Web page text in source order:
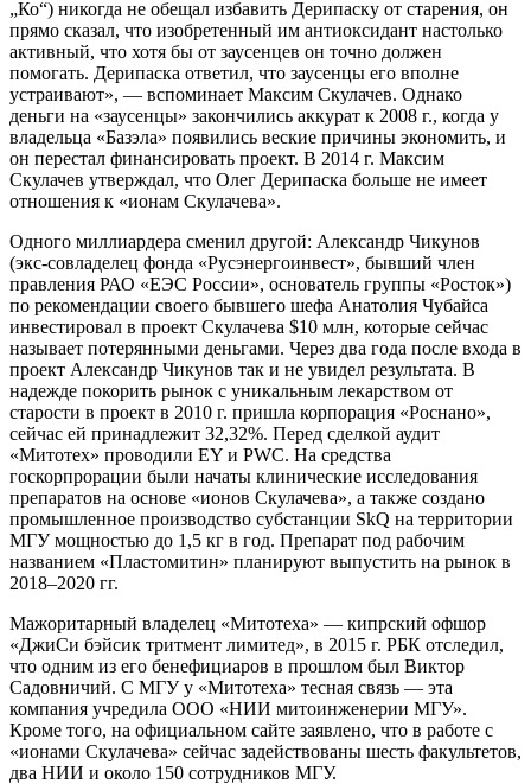
„Ко“) никогда не обещал избавить Дерипаску от старения, он
прямо сказал, что изобретенный им антиоксидант настолько
активный, что хотя бы от заусенцев он точно должен
помогать. Дерипаска ответил, что заусенцы его вполне
устраивают», — вспоминает Максим Скулачев. Однако
деньги на «заусенцы» закончились аккурат к 2008 г., когда у
владельца «Базэла» появились веские причины экономить, и
он перестал финансировать проект. В 2014 г. Максим
Скулачев утверждал, что Олег Дерипаска больше не имеет
отношения к «ионам Скулачева».
Одного миллиардера сменил другой: Александр Чикунов
(экс-совладелец фонда «Русэнергоинвест», бывший член
правления РАО «ЕЭС России», основатель группы «Росток»)
по рекомендации своего бывшего шефа Анатолия Чубайса
инвестировал в проект Скулачева $10 млн, которые сейчас
называет потерянными деньгами. Через два года после входа в
проект Александр Чикунов так и не увидел результата. В
надежде покорить рынок с уникальным лекарством от
старости в проект в 2010 г. пришла корпорация «Роснано»,
сейчас ей принадлежит 32,32%. Перед сделкой аудит
«Митотех» проводили EY и PWC. На средства
госкорпрорации были начаты клинические исследования
препаратов на основе «ионов Скулачева», а также создано
промышленное производство субстанции SkQ на территории
МГУ мощностью до 1,5 кг в год. Препарат под рабочим
названием «Пластомитин» планируют выпустить на рынок в
2018–2020 гг.
Мажоритарный владелец «Митотеха» — кипрский офшор
«ДжиСи бэйсик тритмент лимитед», в 2015 г. РБК отследил,
что одним из его бенефициаров в прошлом был Виктор
Садовничий. С МГУ у «Митотеха» тесная связь — эта
компания учредила ООО «НИИ митоинженерии МГУ».
Кроме того, на официальном сайте заявлено, что в работе с
«ионами Скулачева» сейчас задействованы шесть факультетов,
два НИИ и около 150 сотрудников МГУ.